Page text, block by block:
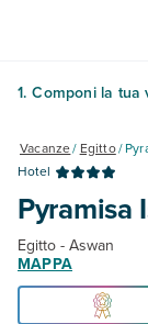
1. Componi la tua
Vacanze/ Egitto/
Hotel
Pyramisa
Egitto - Aswan
MAPPA